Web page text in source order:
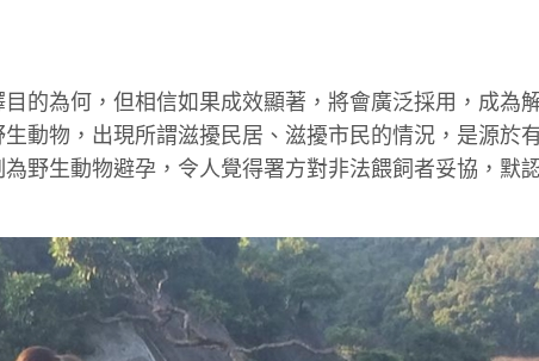
的為何，但相信如果成效顯著，將會廣泛採用，成為
動物，出現所謂滋擾民居、滋擾市民的情況，是源於
野生動物避孕，令人覺得署方對非法餵飼者妥協，默